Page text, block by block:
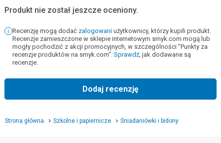
Produkt nie został jeszcze oceniony.
Recenzję mogą dodać zalogowani użytkownicy, którzy kupili produkt.
Recenzje zamieszczone w sklepie internetowym smyk.com mogą lub
mogły pochodzić z akcji promocyjnych, w szczególności "Punkty za
recenzje produktów na smyk.com". Sprawdź, jak dodawane są
recenzje.
Dodaj recenzję
Strona główna Szkolne i papiernicze Śniadaniówki i bidony